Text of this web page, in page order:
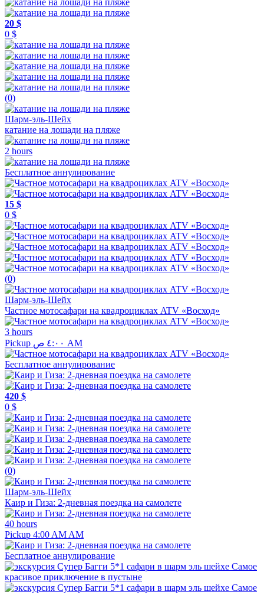
20 $
0 $
(0)
Шарм-эль-Шейх
катание на лошади на пляже
2 hours
Бесплатное аннулирование
15 $
0 $
(0)
Шарм-эль-Шейх
Частное мотосафари на квадроциклах ATV «Восход»
3 hours
Pickup ٤:٠٠ ص AM
Бесплатное аннулирование
420 $
0 $
(0)
Шарм-эль-Шейх
Каир и Гиза: 2-дневная поездка на самолете
40 hours
Pickup 4:00 AM AM
Бесплатное аннулирование